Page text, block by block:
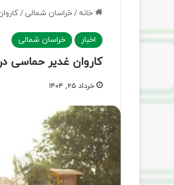
خانه /خراسان شمالی /
اخبار خراسان شمالی
کاروان غدیر حماسی
خرداد ۲۵, ۱۴۰۴